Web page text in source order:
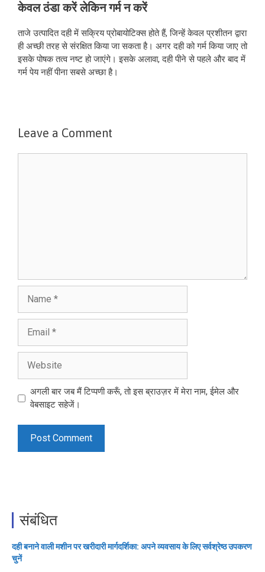
केवल ठंडा करें लेकिन गर्म न करें
ताजे उत्पादित दही में सक्रिय प्रोबायोटिक्स होते हैं, जिन्हें केवल प्रशीतन द्वारा
ही अच्छी तरह से संरक्षित किया जा सकता है। अगर दही को गर्म किया जाए तो
इसके पोषक तत्व नष्ट हो जाएंगे। इसके अलावा, दही पीने से पहले और बाद में
गर्म पेय नहीं पीना सबसे अच्छा है।
Leave a Comment
अगली बार जब मैं टिप्पणी करूँ, तो इस ब्राउज़र में मेरा नाम, ईमेल और
वेबसाइट सहेजें।
संबंधित
दही बनाने वाली मशीन पर खरीदारी मार्गदर्शिका: अपने व्यवसाय के लिए सर्वश्रेष्ठ उपकरण
चुनें